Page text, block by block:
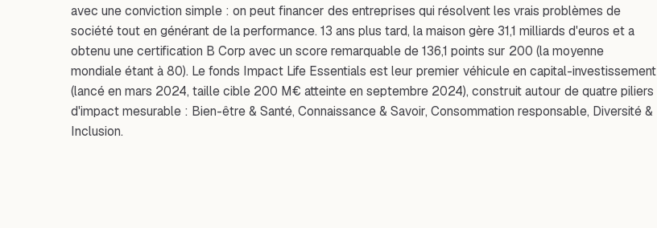
avec une conviction simple : on peut financer des entreprises qui résolvent les vrais problèmes de
société tout en générant de la performance. 13 ans plus tard, la maison gère 31,1 milliards d'euros et a
obtenu une certification B Corp avec un score remarquable de 136,1 points sur 200 (la moyenne
mondiale étant à 80). Le fonds Impact Life Essentials est leur premier véhicule en capital-investissement
(lancé en mars 2024, taille cible 200 M€ atteinte en septembre 2024), construit autour de quatre piliers
d'impact mesurable : Bien-être & Santé, Connaissance & Savoir, Consommation responsable, Diversité &
Inclusion.